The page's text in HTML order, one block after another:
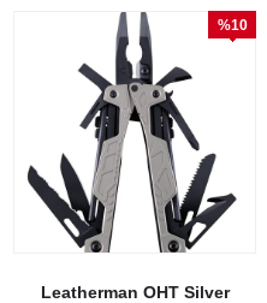
Leatherman OHT Silver
%10